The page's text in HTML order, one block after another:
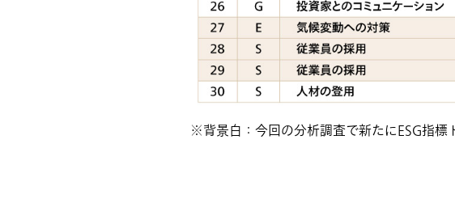
※背景白：今回の分析調査で新たにESG指標